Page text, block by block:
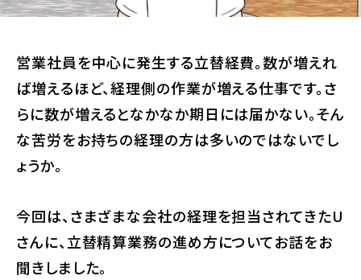
営業社員を中心に発生する立替経費。数が増えれ
ば増えるほど、経理側の作業が増える仕事です。さ
らに数が増えるとなかなか期日には届かない。そん
な苦労をお持ちの経理の方は多いのではないでし
ょうか。
今回は、さまざまな会社の経理を担当されてきたU
さんに、立替精算業務の進め方についてお話をお
聞きしました。